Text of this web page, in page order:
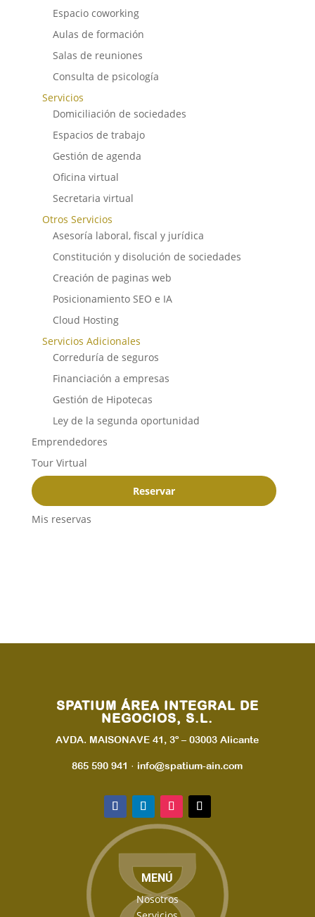
Espacio coworking
Aulas de formación
Salas de reuniones
Consulta de psicología
Servicios
Domiciliación de sociedades
Espacios de trabajo
Gestión de agenda
Oficina virtual
Secretaria virtual
Otros Servicios
Asesoría laboral, fiscal y jurídica
Constitución y disolución de sociedades
Creación de paginas web
Posicionamiento SEO e IA
Cloud Hosting
Servicios Adicionales
Correduría de seguros
Financiación a empresas
Gestión de Hipotecas
Ley de la segunda oportunidad
Emprendedores
Tour Virtual
Reservar
Mis reservas
SPATIUM ÁREA INTEGRAL DE
NEGOCIOS, S.L.
AVDA. MAISONAVE 41, 3º – 03003 Alicante
865 590 941 · info@spatium-ain.com
MENÚ
Nosotros